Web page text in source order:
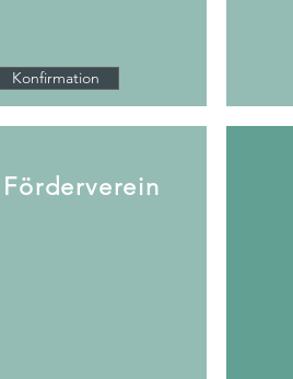
Konfirmation